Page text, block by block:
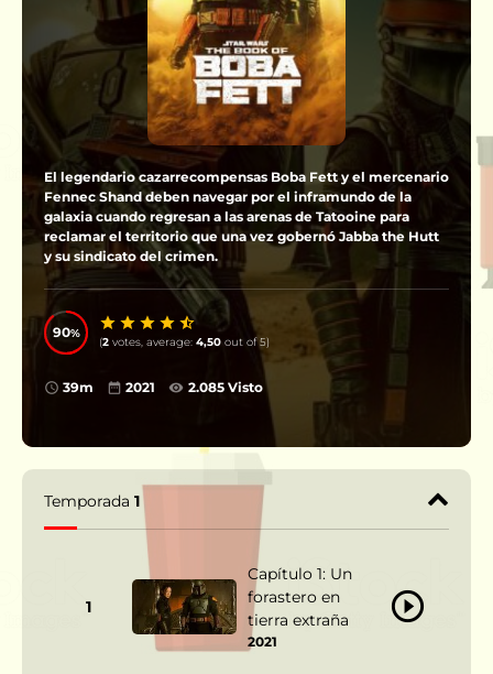
El legendario cazarrecompensas Boba Fett y el mercenario
Fennec Shand deben navegar por el inframundo de la
galaxia cuando regresan a las arenas de Tatooine para
reclamar el territorio que una vez gobernó Jabba the Hutt
y su sindicato del crimen.
90
(2 votes, average: 4,50 out of 5)
39m 2021 2.085 Visto
Temporada 1
1
Capítulo 1: Un
forastero en
tierra extraña
2021